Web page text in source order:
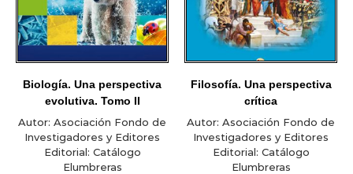
Biología. Una perspectiva
evolutiva. Tomo II
Autor: Asociación Fondo de
Investigadores y Editores
Editorial: Catálogo
Elumbreras
Filosofía. Una perspectiva
crítica
Autor: Asociación Fondo de
Investigadores y Editores
Editorial: Catálogo
Elumbreras